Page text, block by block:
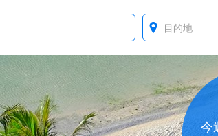
Where?
今